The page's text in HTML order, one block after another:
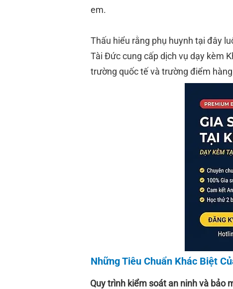
em.
Thấu hiểu rằng phụ huynh tại đây
Tài Đức cung cấp dịch vụ dạy kèm
trường quốc tế và trường điểm
Những Tiêu Chuẩn Khác Biệt
Quy trình kiểm soát an ninh và bảo